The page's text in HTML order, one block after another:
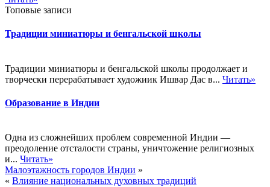
Топовые записи
Традиции миниатюры и бенгальской школы
Традиции миниатюры и бенгальской школы продолжает и
творчески перерабатывает художиик Ишвар Дас в... Читать»
Образование в Индии
Одна из сложнейших проблем современной Индии —
преодоление отсталости страны, уничтожение религиозных
и... Читать»
Малоэтажность городов Индии »
« Влияние национальных духовных традиций